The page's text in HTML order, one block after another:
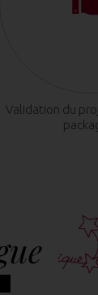
Validation du